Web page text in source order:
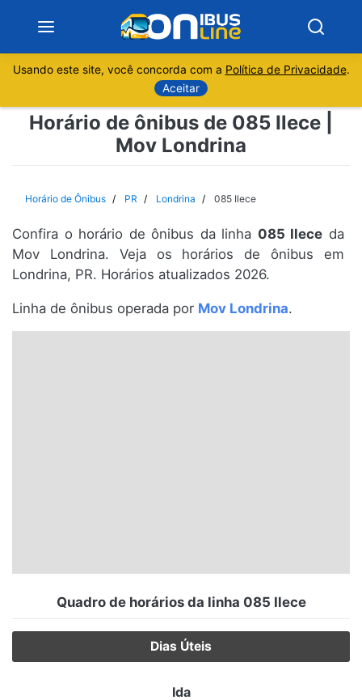
Sobre
Rio de Janeiro
Usando este site, você concorda com a Política de Privacidade.
Aceitar
Horário de ônibus de 085 Ilece |
Mov Londrina
Horário de Ônibus PR Londrina 085 Ilece
Confira o horário de ônibus da linha 085 Ilece da
Mov Londrina. Veja os horários de ônibus em
Londrina, PR. Horários atualizados 2026.
Linha de ônibus operada por Mov Londrina.
Quadro de horários da linha 085 Ilece
Dias Úteis
Ida